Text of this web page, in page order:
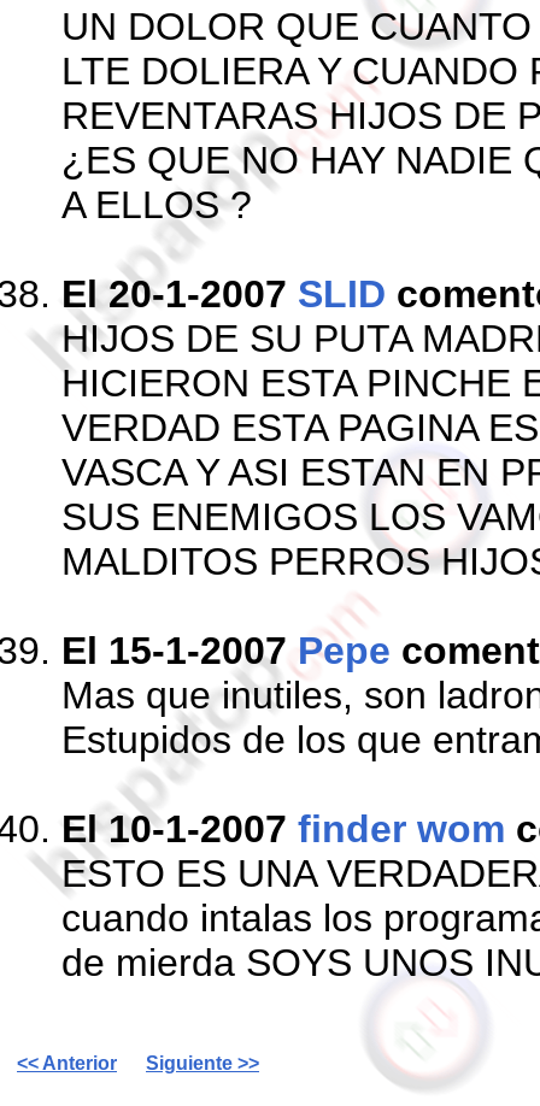
UN DOLOR QUE
LTE DOLIERA Y CUANDO
REVENTARAS HIJOS DE
¿ES QUE NO HAY NADIE
A ELLOS ?
El 20-1-2007 SLID
HIJOS DE SU PUTA
HICIERON ESTA PINCHE
VERDAD ESTA PAGINA
VASCA Y ASI ESTAN EN
SUS ENEMIGOS LOS
MALDITOS PERROS
El 15-1-2007 Pepe
Mas que inutiles, son
Estupidos de los que
El 10-1-2007 finder wom
ESTO ES UNA
cuando intalas los
de mierda SOYS UNOS
<< Anterior Siguiente >>